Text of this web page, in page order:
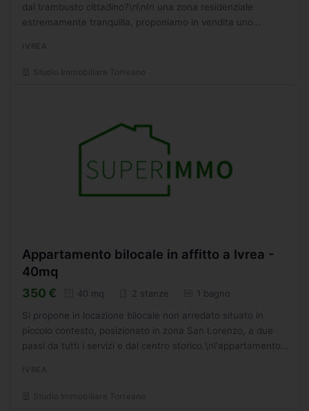
dal trambusto cittadino?\n\nIn una zona residenziale
estremamente tranquilla, proponiamo in vendita uno
Appartamento bilocale in affitto a Ivrea -
40mq
350 € 40 mq 2 stanze 1 bagno
Si propone in locazione bilocale non arredato situato in
piccolo contesto, posizionato in zona San Lorenzo, a due
passi da tutti i servizi e dal centro storico.\nl'appartamento